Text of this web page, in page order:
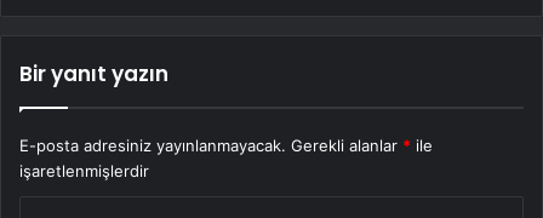
Bir yanıt yazın
E-posta adresiniz yayınlanmayacak. Gerekli alanlar * ile
işaretlenmişlerdir